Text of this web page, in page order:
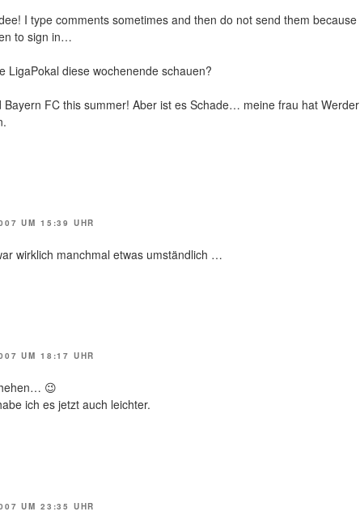
I type comments sometimes and then do not send them because
to sign in…
LigaPokal diese wochenende schauen?
Bayern FC this summer! Aber ist es Schade… meine frau hat Werder
UM 15:39 UHR
wirklich manchmal etwas umständlich …
UM 18:17 UHR
😉
ich es jetzt auch leichter.
UM 23:35 UHR